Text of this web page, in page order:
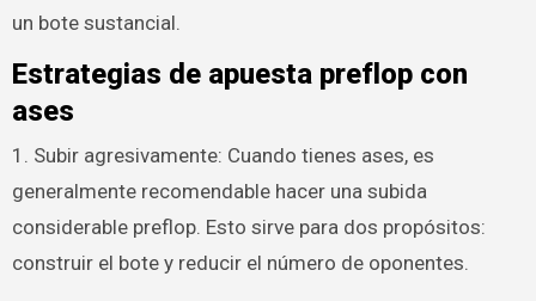
un bote sustancial.
Estrategias de apuesta preflop con
ases
1. Subir agresivamente: Cuando tienes ases, es
generalmente recomendable hacer una subida
considerable preflop. Esto sirve para dos propósitos:
construir el bote y reducir el número de oponentes.